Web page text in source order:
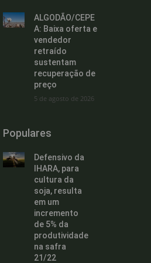
ALGODÃO/CEPE
A: Baixa oferta e
vendedor
retraído
sustentam
recuperação de
preço
5 de agosto de 2026
Populares
Defensivo da
IHARA, para
cultura da
soja, resulta
em um
incremento
de 5% da
produtividade
na safra
21/22